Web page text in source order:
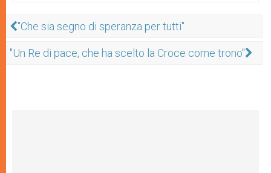
"Che sia segno di speranza per tutti"
"Un Re di pace, che ha scelto la Croce come trono"